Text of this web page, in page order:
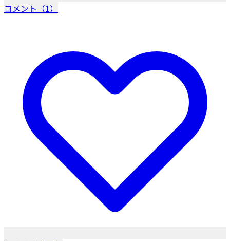
コメント（1）